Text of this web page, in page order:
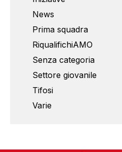
News
Prima squadra
RiqualifichiAMO
Senza categoria
Settore giovanile
Tifosi
Varie